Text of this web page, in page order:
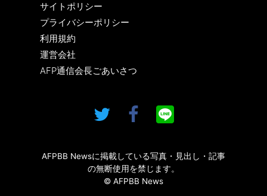
サイトポリシー
プライバシーポリシー
利用規約
運営会社
AFP通信会長ごあいさつ
AFPBB Newsに掲載している写真・見出し・記事
の無断使用を禁じます。
© AFPBB News